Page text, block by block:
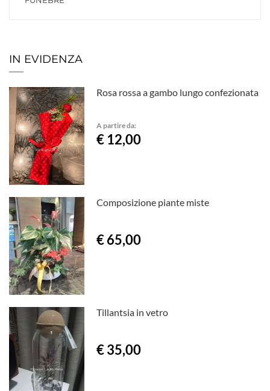
IN EVIDENZA
Rosa rossa a gambo lungo confezionata
A partire da:
€ 12,00
Composizione piante miste
€ 65,00
Tillantsia in vetro
€ 35,00